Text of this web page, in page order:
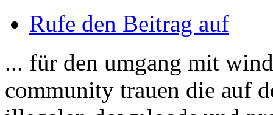
Rufe den Beitrag auf
... für den umgang mit
community trauen die auf